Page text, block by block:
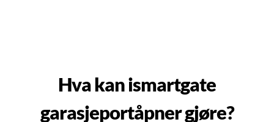
Hva kan ismartgate
garasjeportåpner gjøre?